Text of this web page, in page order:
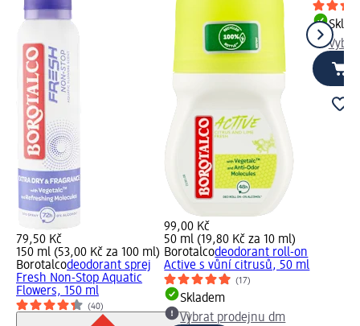
79,50 Kč
150 ml (53,00 Kč za 100 ml)
Borotalcodeodorant sprej
Fresh Non-Stop Aquatic
Flowers, 150 ml
(40)
99,00 Kč
50 ml (19,80 Kč za 10 ml)
Borotalcodeodorant roll-on
Active s vůní citrusů, 50 ml
(17)
Skladem
Vybrat prodejnu dm